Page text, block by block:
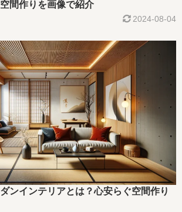
間作りを画像で紹介
2024-08-04
ンインテリアとは？心安らぐ空間作り